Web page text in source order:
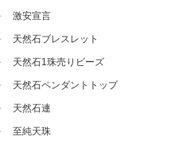
激安宣言
天然石ブレスレット
天然石1珠売りビーズ
天然石ペンダントトップ
天然石連
至純天珠